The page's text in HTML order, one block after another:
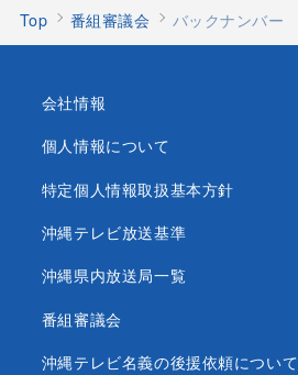
Top 番組審議会 バックナンバー
会社情報
個人情報について
特定個人情報取扱基本方針
沖縄テレビ放送基準
沖縄県内放送局一覧
番組審議会
沖縄テレビ名義の後援依頼について